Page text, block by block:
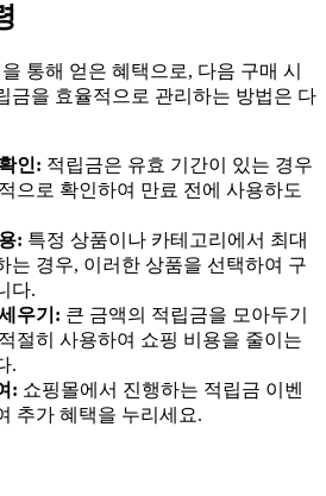
통해 얻은 혜택으로, 다음 구매 시
금을 효율적으로 관리하는 방법은 다
인: 적립금은 유효 기간이 있는 경우
으로 확인하여 만료 전에 사용하도
: 특정 상품이나 카테고리에서 최대
는 경우, 이러한 상품을 선택하여 구
다.
우기: 큰 금액의 적립금을 모아두기
절히 사용하여 쇼핑 비용을 줄이는
.
: 쇼핑몰에서 진행하는 적립금 이벤
추가 혜택을 누리세요.